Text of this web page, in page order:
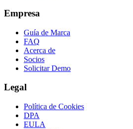
Empresa
Guía de Marca
FAQ
Acerca de
Socios
Solicitar Demo
Legal
Política de Cookies
DPA
EULA